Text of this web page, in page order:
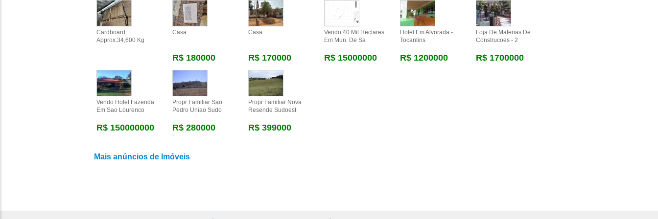
Cardboard
Approx.34,600 Kg
Casa
R$ 180000
Casa
R$ 170000
Vendo 40 Mil Hectares
Em Mun. De Sa
R$ 15000000
Hotel Em Alvorada -
Tocantins
R$ 1200000
Loja De Materias De
Construcoes - 2
R$ 1700000
Vendo Hotel Fazenda
Em Sao Lourenco
R$ 150000000
Propr Familiar Sao
Pedro Uniao Sudo
R$ 280000
Propr Familiar Nova
Resende Sudoest
R$ 399000
Mais anúncios de Imóveis